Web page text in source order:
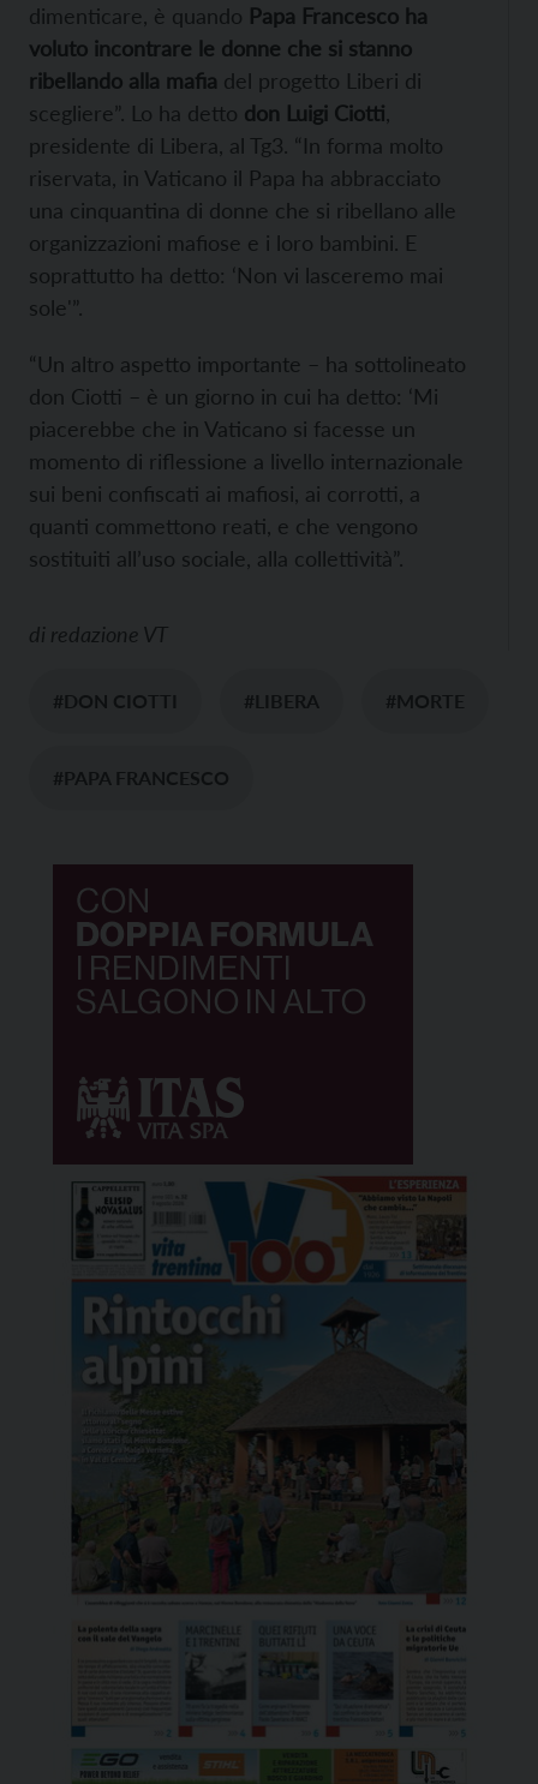
dimenticare, è quando Papa Francesco ha
voluto incontrare le donne che si stanno
ribellando alla mafia del progetto Liberi di
scegliere”. Lo ha detto don Luigi Ciotti
presidente di Libera, al Tg3. “In forma molto
riservata, in Vaticano il Papa ha abbracciato
una cinquantina di donne che si ribellano alle
organizzazioni mafiose e i loro bambini. E
soprattutto ha detto: ‘Non vi lasceremo mai
sole'”.
“Un altro aspetto importante – ha sottolineato
don Ciotti – è un giorno in cui ha detto: ‘Mi
piacerebbe che in Vaticano si facesse un
momento di riflessione a livello internazionale
sui beni confiscati ai mafiosi, ai corrotti, a
quanti commettono reati, e che vengono
sostituiti all’uso sociale, alla collettività”.
di redazione VT
#DON CIOTTI #LIBERA #MORTE
#PAPA FRANCESCO